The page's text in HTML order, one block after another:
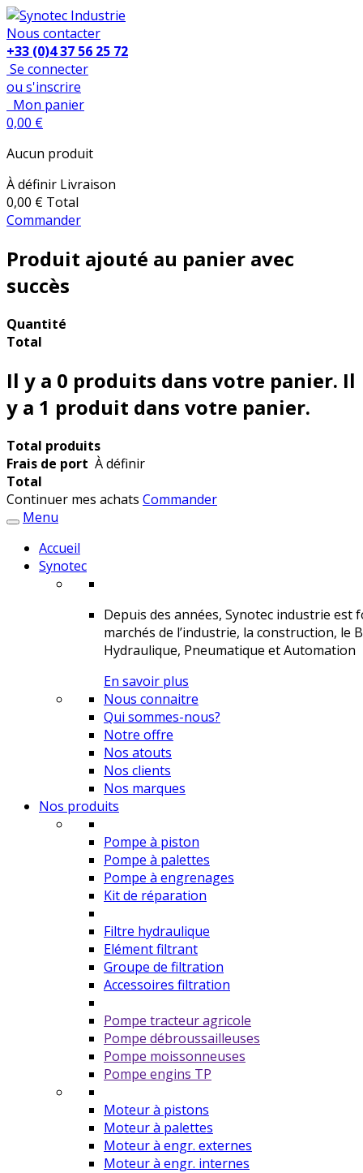
Nous contacter
+33 (0)4 37 56 25 72
Se connecter
ou s'inscrire
Mon panier
0,00 €
Aucun produit
À définir Livraison
0,00 € Total
Commander
Produit ajouté au panier avec
succès
Quantité
Total
Il y a 0 produits dans votre panier. Il
y a 1 produit dans votre panier.
Total produits
Frais de port À définir
Total
Continuer mes achats Commander
Menu
Accueil
Synotec
Depuis des années, Synotec industrie
marchés de l’industrie, la construction, le
Hydraulique, Pneumatique et Automation
En savoir plus
Nous connaitre
Qui sommes-nous?
Notre offre
Nos atouts
Nos clients
Nos marques
Nos produits
Pompe à piston
Pompe à palettes
Pompe à engrenages
Kit de réparation
Filtre hydraulique
Elément filtrant
Groupe de filtration
Accessoires filtration
Pompe tracteur agricole
Pompe débroussailleuses
Pompe moissonneuses
Pompe engins TP
Moteur à pistons
Moteur à palettes
Moteur à engr. externes
Moteur à engr. internes